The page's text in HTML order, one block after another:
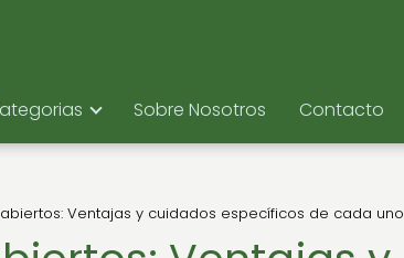
Sobre Nosotros Contacto
Ventajas y cuidados específicos de cada uno